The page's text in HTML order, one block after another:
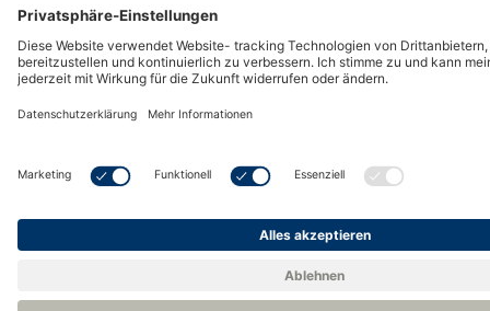
Abonnieren